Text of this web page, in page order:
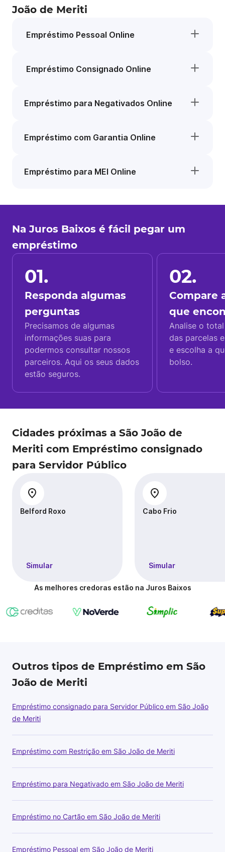
João de Meriti
Empréstimo Pessoal Online
Empréstimo Consignado Online
Empréstimo para Negativados Online
Empréstimo com Garantia Online
Empréstimo para MEI Online
Na Juros Baixos é fácil pegar um
empréstimo
01.
Responda algumas
perguntas
Precisamos de algumas
informações suas para
podermos consultar nossos
parceiros. Aqui os seus dados
estão seguros.
02.
Compare
que
Analise o
das parcelas
e escolha a
bolso.
Cidades próximas a São João de
Meriti com Empréstimo consignado
para Servidor Público
Belford Roxo
Simular
Cabo Frio
Simular
As melhores credoras estão na Juros Baixos
Outros tipos de Empréstimo em São
João de Meriti
Empréstimo consignado para Servidor Público em São João
de Meriti
Empréstimo com Restrição em São João de Meriti
Empréstimo para Negativado em São João de Meriti
Empréstimo no Cartão em São João de Meriti
Empréstimo Pessoal em São João de Meriti